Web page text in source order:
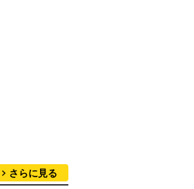
さらに見る